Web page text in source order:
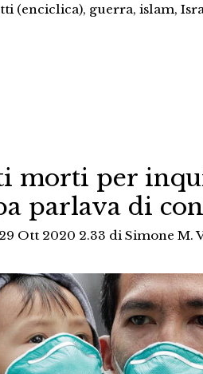
(enciclica), guerra,islam,
morti per
parlava di
29 Ott 2020 2.33 diSimone M.